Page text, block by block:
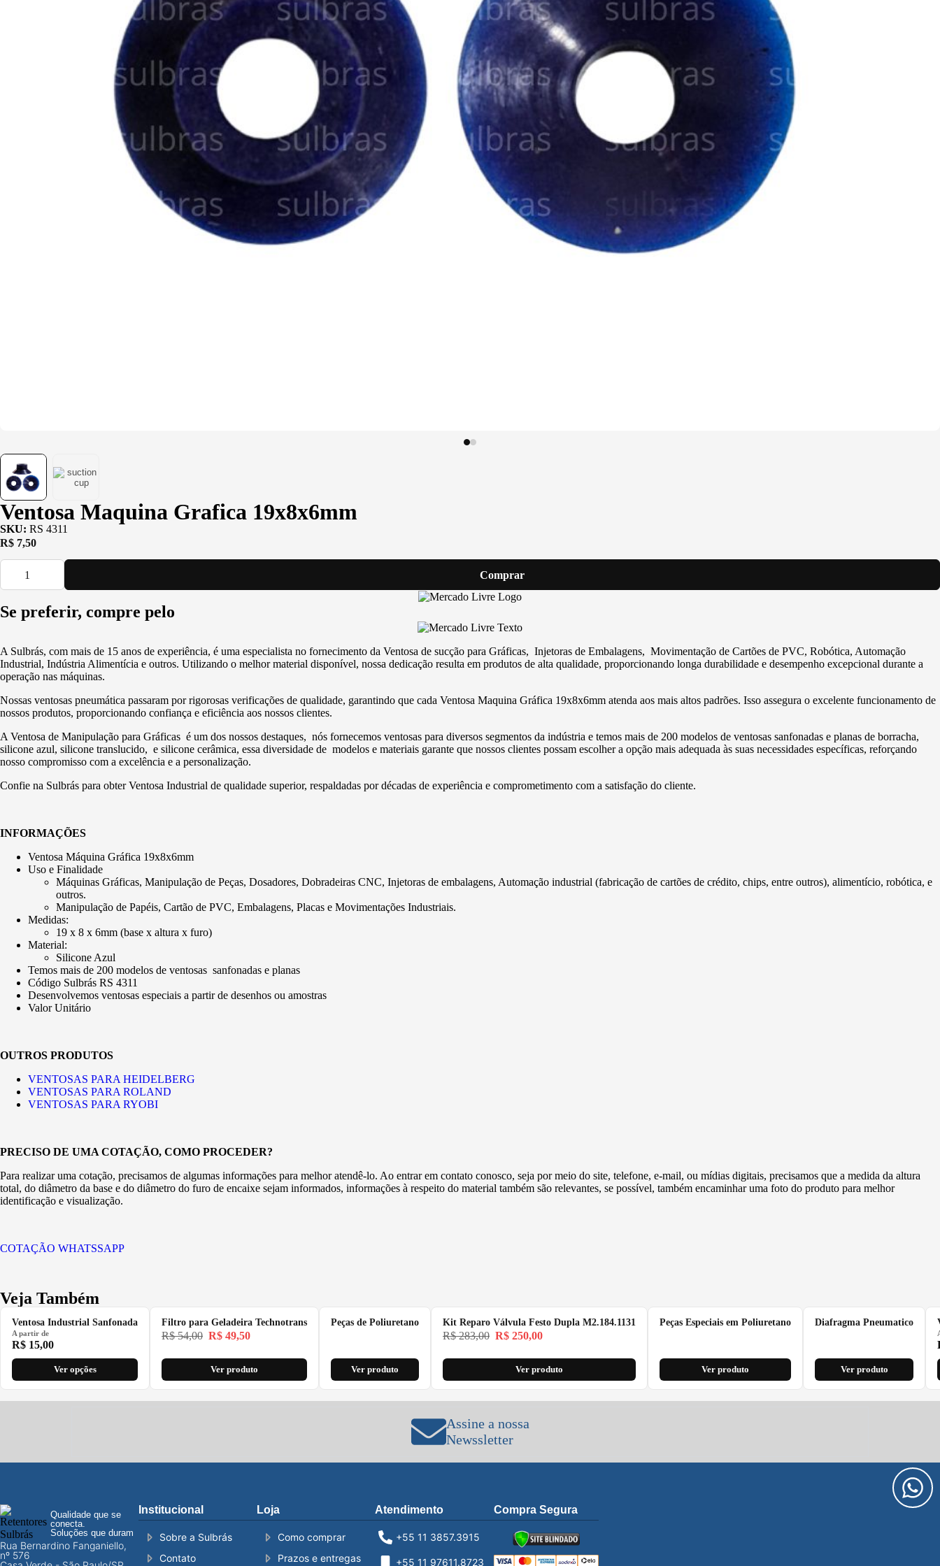
Ventosa Maquina Grafica 19x8x6mm
SKU: RS 4311
R$ 7,50
Comprar
Se preferir, compre pelo
A Sulbrás, com mais de 15 anos de experiência, é uma especialista no fornecimento da Ventosa de sucção para Gráficas, Injetoras de Embalagens, Movimentação de Cartões de PVC, Robótica, Automação
Industrial, Indústria Alimentícia e outros. Utilizando o melhor material disponível, nossa dedicação resulta em produtos de alta qualidade, proporcionando longa durabilidade e desempenho excepcional durante a
operação nas máquinas.
Nossas ventosas pneumática passaram por rigorosas verificações de qualidade, garantindo que cada Ventosa Maquina Gráfica 19x8x6mm atenda aos mais altos padrões. Isso assegura o excelente funcionamento de
nossos produtos, proporcionando confiança e eficiência aos nossos clientes.
A Ventosa de Manipulação para Gráficas é um dos nossos destaques, nós fornecemos ventosas para diversos segmentos da indústria e temos mais de 200 modelos de ventosas sanfonadas e planas de borracha,
silicone azul, silicone translucido, e silicone cerâmica, essa diversidade de modelos e materiais garante que nossos clientes possam escolher a opção mais adequada às suas necessidades específicas, reforçando
nosso compromisso com a excelência e a personalização.
Confie na Sulbrás para obter Ventosa Industrial de qualidade superior, respaldadas por décadas de experiência e comprometimento com a satisfação do cliente.
INFORMAÇÕES
Ventosa Máquina Gráfica 19x8x6mm
Uso e Finalidade
Máquinas Gráficas, Manipulação de Peças, Dosadores, Dobradeiras CNC, Injetoras de embalagens, Automação industrial (fabricação de cartões de crédito, chips, entre outros), alimentício, robótica, e
outros.
Manipulação de Papéis, Cartão de PVC, Embalagens, Placas e Movimentações Industriais.
Medidas:
19 x 8 x 6mm (base x altura x furo)
Material:
Silicone Azul
Temos mais de 200 modelos de ventosas sanfonadas e planas
Código Sulbrás RS 4311
Desenvolvemos ventosas especiais a partir de desenhos ou amostras
Valor Unitário
OUTROS PRODUTOS
VENTOSAS PARA HEIDELBERG
VENTOSAS PARA ROLAND
VENTOSAS PARA RYOBI
PRECISO DE UMA COTAÇÃO, COMO PROCEDER?
Para realizar uma cotação, precisamos de algumas informações para melhor atendê-lo. Ao entrar em contato conosco, seja por meio do site, telefone, e-mail, ou mídias digitais, precisamos que a medida da altura
total, do diâmetro da base e do diâmetro do furo de encaixe sejam informados, informações à respeito do material também são relevantes, se possível, também encaminhar uma foto do produto para melhor
identificação e visualização.
COTAÇÃO WHATSSAPP
Veja Também
Ventosa Industrial Sanfonada
A partir de
R$ 15,00
Ver opções
Filtro para Geladeira Technotrans
R$54,00 R$ 49,50
Ver produto
Peças de Poliuretano
Ver produto
Kit Reparo Válvula Festo Dupla M2.184.1131
R$283,00 R$ 250,00
Ver produto
Peças Especiais em Poliuretano
Ver produto
Diafragma Pneumatico
Ver produto
Assine a nossa
Newssletter
Qualidade que se
conecta.
Soluções que duram
Rua Bernardino Fanganiello,
nº 576
Institucional
Sobre a Sulbrás
Contato
Loja
Como comprar
Prazos e entregas
Atendimento
+55 11 3857.3915
+55 11 97611.8723
Compra Segura